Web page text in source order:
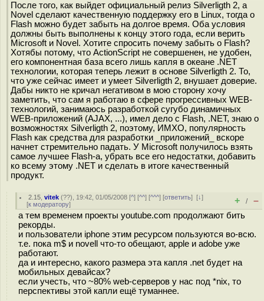
После того, как выйдет официальный релиз Silverligth 2, а
Novel сделают качественную поддержку его в Linux, тогда о
Flash можно будет забыть на долгое время. Оба условия
должны быть выполнены к концу этого года, если верить
Microsoft и Novel. Хотите спросить почему забыть о Flash?
Хотябы потому, что ActionScript не совершенен, не удобен,
его компонентная база всего лишь капля в океане .NET
технологии, которая теперь лежит в основе Silverligth 2. То,
что уже сейчас имеет и умеет Silverligth 2, внушает доверие.
Дабы никто не кричал негативом в мою сторону хочу
заметить, что сам я работаю в сфере прогрессивных WEB-
технологий, занимаюсь разработкой сугубо динамичных
WEB-приложений (AJAX, ...), имел дело с Flash, .NET, знаю о
возможностях Silverligth 2, поэтому, ИМХО, популярность
Flash как средства для разработки _приложений_ вскоре
начнет стремительно падать. У Microsoft получилось взять
самое лучшее Flash-а, убрать все его недостатки, добавить
ко всему этому .NET и сделать в итоге качественный
продукт.
2.15 ,vitek (??), 19:42, 01/05/2008 [^] [^^] [^^^] [ответить][↓]
[к модератору] + / –
а тем временем проекты youtube.com продолжают бить
рекорды.
и пользователи iphone этим ресурсом пользуются во-всю.
т.е. пока m$ и novell что-то обещают, apple и adobe уже
работают.
да и интересно, какого размера эта капля .net будет на
мобильных девайсах?
если учесть, что ~80% web-серверов у нас под *nix, то
перспективы этой капли ещё туманнее.